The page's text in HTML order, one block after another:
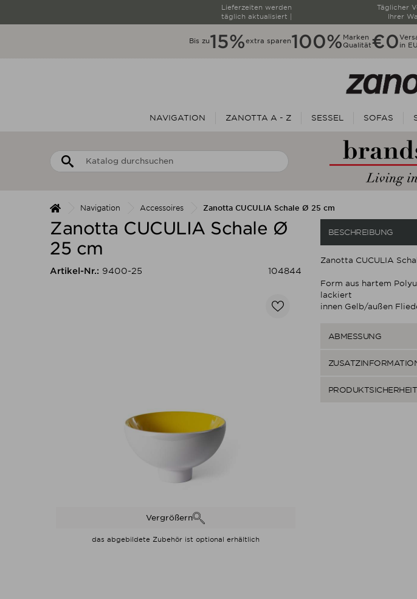
Lieferzeiten werden
täglich aktualisiert |
Täglicher
Ihrer
Bis zu15%extra sparen100% Marken
Qualität€0 in
NAVIGATION ZANOTTA A - Z SESSEL SOFAS
Navigation Accessoires Zanotta CUCULIA Schale Ø 25 cm
Zanotta CUCULIA Schale Ø
25 cm
Artikel-Nr.: 9400-25 104844
Vergrößern
das abgebildete Zubehör ist optional erhältlich
BESCHREIBUNG
Zanotta CUCULIA
Form aus hartem
lackiert
innen Gelb/außen
ABMESSUNG
PRODUKTSICHERHEIT